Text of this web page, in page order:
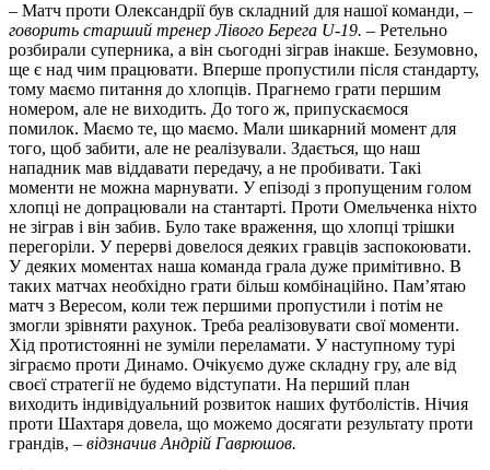
– Матч проти Олександрії був складний для нашої команди, –
говорить старший тренер Лівого Берега U-19. – Ретельно
розбирали суперника, а він сьогодні зіграв інакше. Безумовно,
ще є над чим працювати. Вперше пропустили після стандарту,
тому маємо питання до хлопців. Прагнемо грати першим
номером, але не виходить. До того ж, припускаємося
помилок. Маємо те, що маємо. Мали шикарний момент для
того, щоб забити, але не реалізували. Здається, що наш
нападник мав віддавати передачу, а не пробивати. Такі
моменти не можна марнувати. У епізоді з пропущеним голом
хлопці не допрацювали на стантарті. Проти Омельченка ніхто
не зіграв і він забив. Було таке враження, що хлопці трішки
перегоріли. У перерві довелося деяких гравців заспокоювати.
У деяких моментах наша команда грала дуже примітивно. В
таких матчах необхідно грати більш комбінаційно. Пам’ятаю
матч з Вересом, коли теж першими пропустили і потім не
змогли зрівняти рахунок. Треба реалізовувати свої моменти.
Хід протистоянні не зуміли переламати. У наступному турі
зіграємо проти Динамо. Очікуємо дуже складну гру, але від
своєї стратегії не будемо відступати. На перший план
виходить індивідуальний розвиток наших футболістів. Нічия
проти Шахтаря довела, що можемо досягати результату проти
грандів, – відзначив Андрій Гаврюшов.